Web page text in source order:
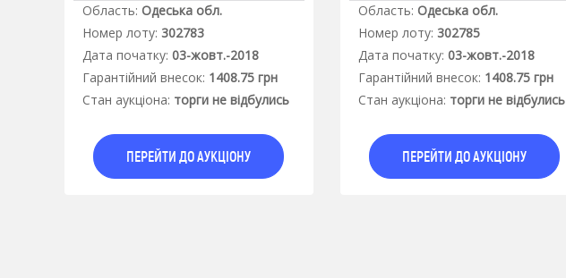
Область: Одеська обл.
Номер лоту: 302783
Дата початку: 03-жовт.-2018
Гарантiйний внесок: 1408.75 грн
Стан аукцiона: торги не відбулись
ПЕРЕЙТИ ДО АУКЦІОНУ
Область: Одеська обл.
Номер лоту: 302785
Дата початку: 03-жовт.-2018
Гарантiйний внесок: 1408.75 грн
Стан аукцiона: торги не відбулись
ПЕРЕЙТИ ДО АУКЦІОНУ